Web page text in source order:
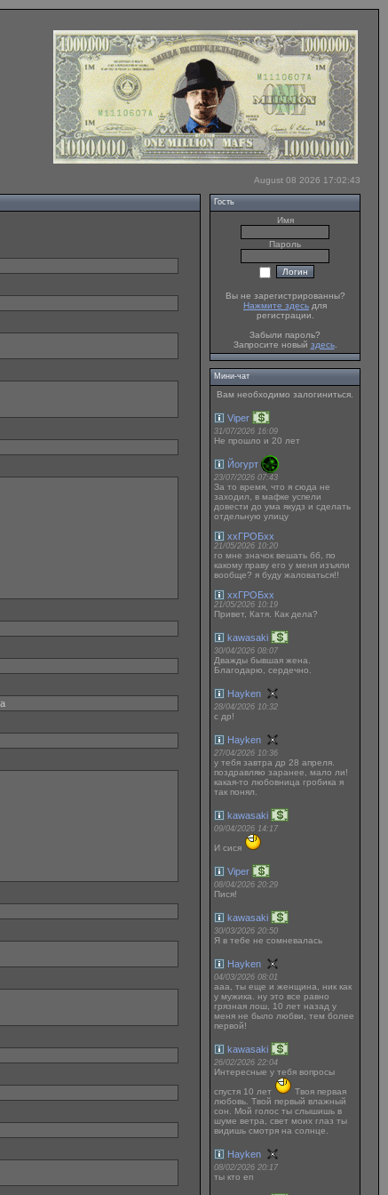
August 08 2026 17:02:43
Гость
Имя
Пароль
Вы не зарегистрированны?
Нажмите здесь для
регистрации.
Забыли пароль?
Запросите новый здесь.
Мини-чат
Вам необходимо залогиниться.
Viper
31/07/2026 16:09
Не прошло и 20 лет
Йогурт
23/07/2026 07:43
За то время, что я сюда не
заходил, в мафке успели
довести до ума якудз и сделать
отдельную улицу
ххГРОБхх
21/05/2026 10:20
го мне значок вешать бб, по
какому праву его у меня изъяли
вообще? я буду жаловаться!!
ххГРОБхх
21/05/2026 10:19
Привет, Катя. Как дела?
kawasaki
30/04/2026 08:07
Дважды бывшая жена.
Благодарю, сердечно.
Hayken
28/04/2026 10:32
с др!
Hayken
27/04/2026 10:36
у тебя завтра др 28 апреля.
поздравляю заранее, мало ли!
какая-то любовница гробика я
так понял.
kawasaki
09/04/2026 14:17
И сися
Viper
08/04/2026 20:29
Пися!
kawasaki
30/03/2026 20:50
Я в тебе не сомневалась
Hayken
04/03/2026 08:01
ааа, ты еще и женщина, ник как
у мужика. ну это все равно
грязная лош, 10 лет назад у
меня не было любви, тем более
первой!
kawasaki
26/02/2026 22:04
Интересные у тебя вопросы
спустя 10 лет
Твоя первая
любовь. Твой первый влажный
сон. Мой голос ты слышишь в
шуме ветра, свет моих глаз ты
видишь смотря на солнце.
Hayken
08/02/2026 20:17
ты кто еп